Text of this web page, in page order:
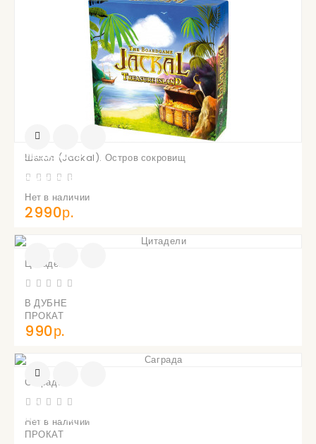
Шакал (Jackal). Остров сокровищ
Нет в наличии
2990р.
УВЕДОМИТЬ
ПОСТУПЛЕНИИ
Цитадели
В ДУБНЕ
ПРОКАТ
990р.
Саграда
Нет в наличии
ПРОКАТ
О
ПОСТУПЛЕНИИ